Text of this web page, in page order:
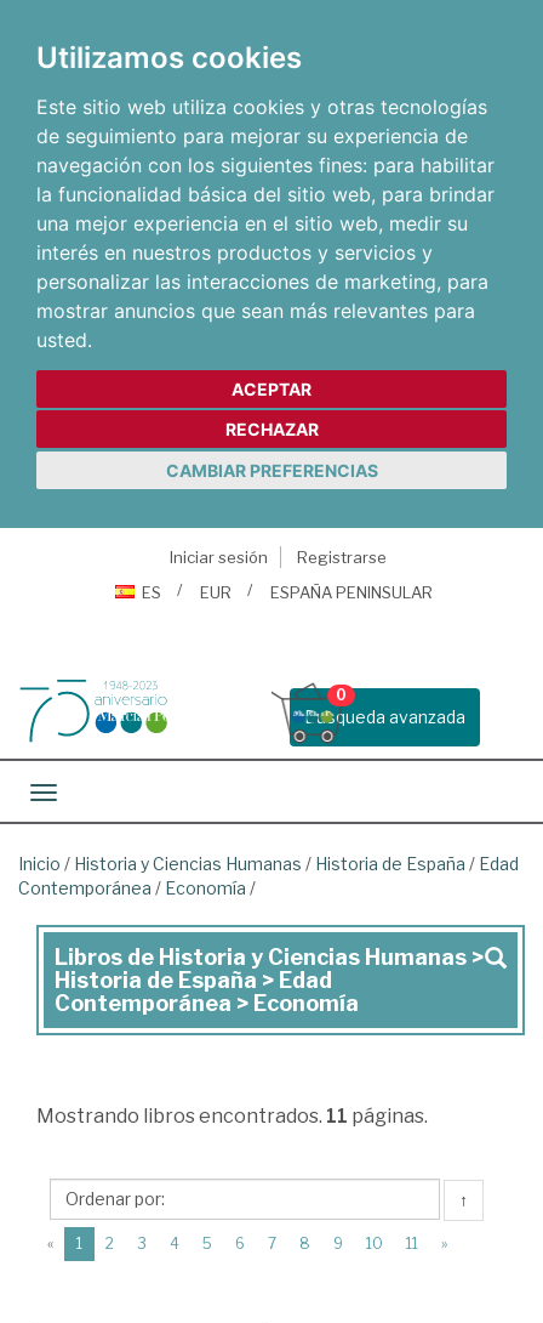
Utilizamos cookies
Este sitio web utiliza cookies y otras tecnologías
de seguimiento para mejorar su experiencia de
navegación con los siguientes fines: para habilitar
la funcionalidad básica del sitio web, para brindar
una mejor experiencia en el sitio web, medir su
interés en nuestros productos y servicios y
personalizar las interacciones de marketing, para
mostrar anuncios que sean más relevantes para
usted.
ACEPTAR
RECHAZAR
CAMBIAR PREFERENCIAS
Iniciar sesión
Registrarse
ES
EUR ESPAÑA PENINSULAR
Busqueda avanzada
0
Toggle navigation
Inicio / Historia y Ciencias Humanas / Historia de España / Edad
Contemporánea / Economía /
Libros
de
Historia
Ciencias
>
Historia
de
Libros de Historia y Ciencias Humanas >
Historia de España > Edad
Contemporánea > Economía
Mostrando libros encontrados. 11 páginas.
↑
« 1 (current)
2 3 4 5 6 7 8 9 10 11 »